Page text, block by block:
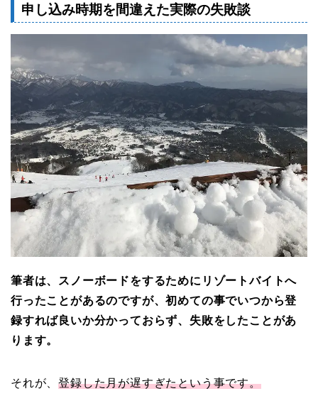
申し込み時期を間違えた実際の失敗談
筆者は、スノーボードをするためにリゾートバイトへ
行ったことがあるのですが、初めての事でいつから登
録すれば良いか分かっておらず、失敗をしたことがあ
ります。
それが、登録した月が遅すぎたという事です。